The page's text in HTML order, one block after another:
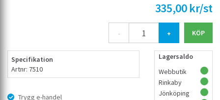
335,00 kr/st
- +
Specifikation
Artnr: 7510
Trygg e-handel
Lagersaldo
Webbutik
Rinkaby
Jönköping